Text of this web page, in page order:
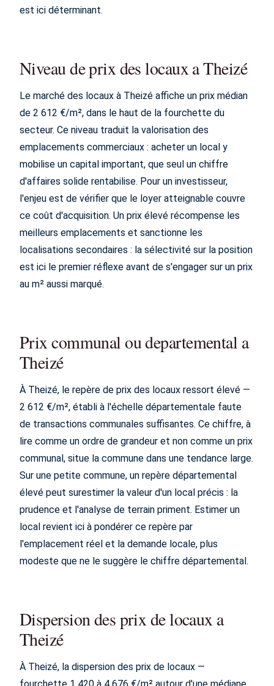
est ici déterminant.
Niveau de prix des locaux a Theizé
Le marché des locaux à Theizé affiche un prix médian
de 2 612 €/m², dans le haut de la fourchette du
secteur. Ce niveau traduit la valorisation des
emplacements commerciaux : acheter un local y
mobilise un capital important, que seul un chiffre
d'affaires solide rentabilise. Pour un investisseur,
l'enjeu est de vérifier que le loyer atteignable couvre
ce coût d'acquisition. Un prix élevé récompense les
meilleurs emplacements et sanctionne les
localisations secondaires : la sélectivité sur la position
est ici le premier réflexe avant de s'engager sur un prix
au m² aussi marqué.
Prix communal ou departemental a
Theizé
À Theizé, le repère de prix des locaux ressort élevé —
2 612 €/m², établi à l'échelle départementale faute
de transactions communales suffisantes. Ce chiffre, à
lire comme un ordre de grandeur et non comme un prix
communal, situe la commune dans une tendance large.
Sur une petite commune, un repère départemental
élevé peut surestimer la valeur d'un local précis : la
prudence et l'analyse de terrain priment. Estimer un
local revient ici à pondérer ce repère par
l'emplacement réel et la demande locale, plus
modeste que ne le suggère le chiffre départemental.
Dispersion des prix de locaux a
Theizé
À Theizé, la dispersion des prix de locaux —